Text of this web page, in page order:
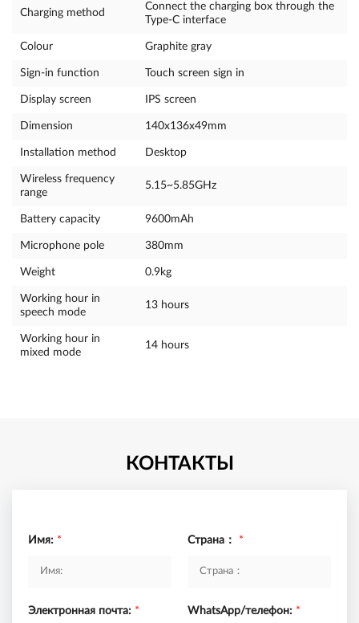
Charging method
Connect the charging box through the
Type-C interface
Colour Graphite gray
Sign-in function Touch screen sign in
Display screen IPS screen
Dimension 140x136x49mm
Installation method Desktop
Wireless frequency
range
5.15~5.85GHz
Battery capacity 9600mAh
Microphone pole 380mm
Weight 0.9kg
Working hour in
speech mode
13 hours
Working hour in
mixed mode
14 hours
КОНТАКТЫ
Имя: * Страна： *
Электронная почта: * WhatsApp/телефон: *